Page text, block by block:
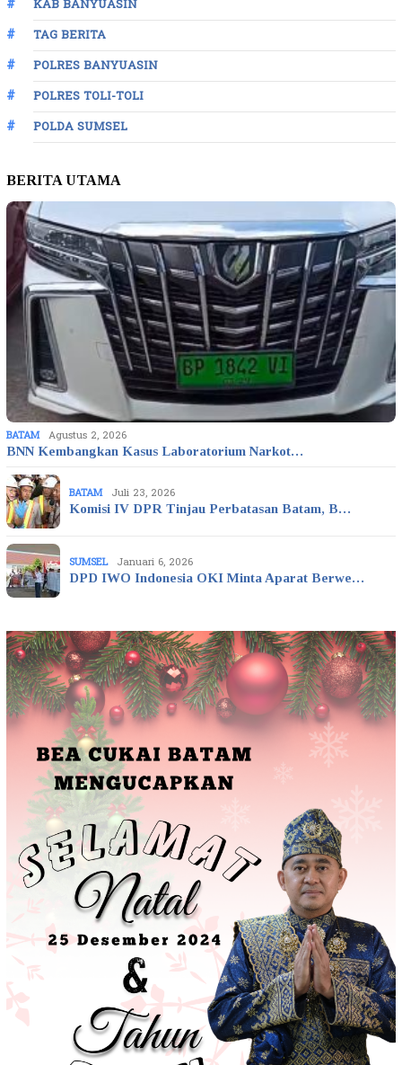
KAB BANYUASIN
TAG BERITA
POLRES BANYUASIN
POLRES TOLI-TOLI
POLDA SUMSEL
BERITA UTAMA
BATAM Agustus 2, 2026
BNN Kembangkan Kasus Laboratorium Narkot…
BATAM Juli 23, 2026
Komisi IV DPR Tinjau Perbatasan Batam, B…
SUMSEL Januari 6, 2026
DPD IWO Indonesia OKI Minta Aparat Berwe…